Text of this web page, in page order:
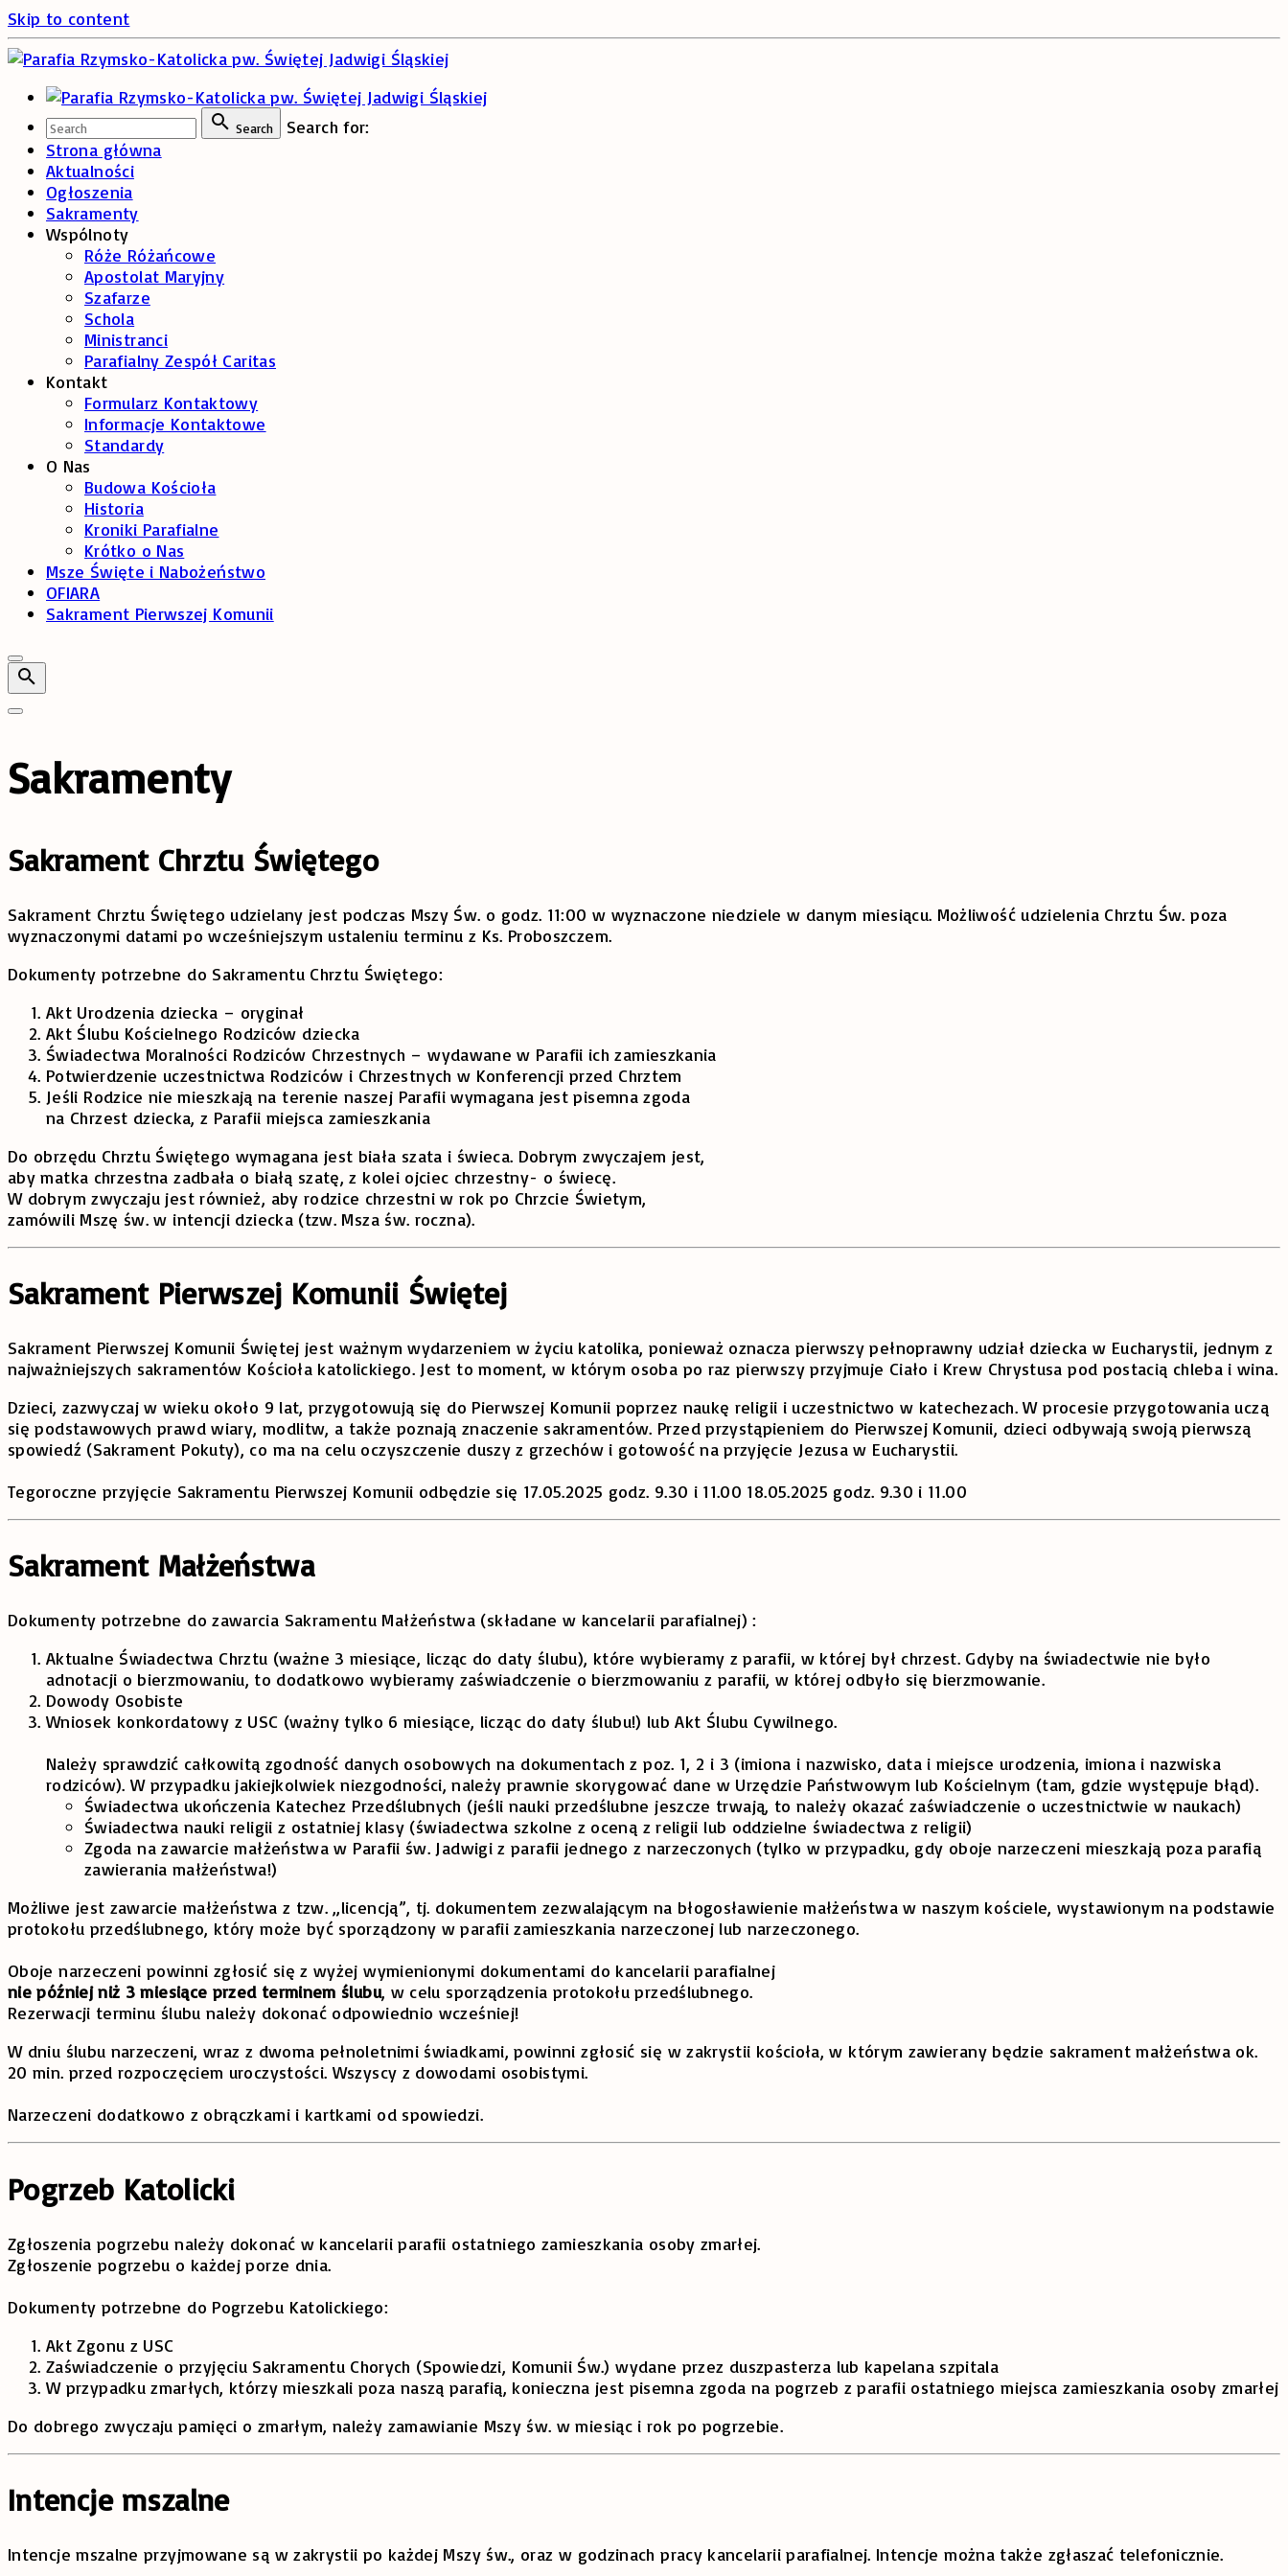
Skip to content
Search
Search for:
Strona główna
Aktualności
Ogłoszenia
Sakramenty
Wspólnoty
Róże Różańcowe
Apostolat Maryjny
Szafarze
Schola
Ministranci
Parafialny Zespół Caritas
Kontakt
Formularz Kontaktowy
Informacje Kontaktowe
Standardy
O Nas
Budowa Kościoła
Historia
Kroniki Parafialne
Krótko o Nas
Msze Święte i Nabożeństwo
OFIARA
Sakrament Pierwszej Komunii
Sakramenty
Sakrament Chrztu Świętego
Sakrament Chrztu Świętego udzielany jest podczas Mszy Św. o godz. 11:00 w wyznaczone niedziele w danym miesiącu. Możliwość udzielenia Chrztu Św. poza
wyznaczonymi datami po wcześniejszym ustaleniu terminu z Ks. Proboszczem.
Dokumenty potrzebne do Sakramentu Chrztu Świętego:
Akt Urodzenia dziecka – oryginał
Akt Ślubu Kościelnego Rodziców dziecka
Świadectwa Moralności Rodziców Chrzestnych – wydawane w Parafii ich zamieszkania
Potwierdzenie uczestnictwa Rodziców i Chrzestnych w Konferencji przed Chrztem
Jeśli Rodzice nie mieszkają na terenie naszej Parafii wymagana jest pisemna zgoda
na Chrzest dziecka, z Parafii miejsca zamieszkania
Do obrzędu Chrztu Świętego wymagana jest biała szata i świeca. Dobrym zwyczajem jest,
aby matka chrzestna zadbała o białą szatę, z kolei ojciec chrzestny- o świecę.
W dobrym zwyczaju jest również, aby rodzice chrzestni w rok po Chrzcie Świetym,
zamówili Mszę św. w intencji dziecka (tzw. Msza św. roczna).
Sakrament Pierwszej Komunii Świętej
Sakrament Pierwszej Komunii Świętej jest ważnym wydarzeniem w życiu katolika, ponieważ oznacza pierwszy pełnoprawny udział dziecka w Eucharystii, jednym z
najważniejszych sakramentów Kościoła katolickiego. Jest to moment, w którym osoba po raz pierwszy przyjmuje Ciało i Krew Chrystusa pod postacią chleba i wina.
Dzieci, zazwyczaj w wieku około 9 lat, przygotowują się do Pierwszej Komunii poprzez naukę religii i uczestnictwo w katechezach. W procesie przygotowania uczą
się podstawowych prawd wiary, modlitw, a także poznają znaczenie sakramentów. Przed przystąpieniem do Pierwszej Komunii, dzieci odbywają swoją pierwszą
spowiedź (Sakrament Pokuty), co ma na celu oczyszczenie duszy z grzechów i gotowość na przyjęcie Jezusa w Eucharystii.
Tegoroczne przyjęcie Sakramentu Pierwszej Komunii odbędzie się 17.05.2025 godz. 9.30 i 11.00 18.05.2025 godz. 9.30 i 11.00
Sakrament Małżeństwa
Dokumenty potrzebne do zawarcia Sakramentu Małżeństwa (składane w kancelarii parafialnej) :
Aktualne Świadectwa Chrztu (ważne 3 miesiące, licząc do daty ślubu), które wybieramy z parafii, w której był chrzest. Gdyby na świadectwie nie było
adnotacji o bierzmowaniu, to dodatkowo wybieramy zaświadczenie o bierzmowaniu z parafii, w której odbyło się bierzmowanie.
Dowody Osobiste
Wniosek konkordatowy z USC (ważny tylko 6 miesiące, licząc do daty ślubu!) lub Akt Ślubu Cywilnego.
Należy sprawdzić całkowitą zgodność danych osobowych na dokumentach z poz. 1, 2 i 3 (imiona i nazwisko, data i miejsce urodzenia, imiona i nazwiska
rodziców). W przypadku jakiejkolwiek niezgodności, należy prawnie skorygować dane w Urzędzie Państwowym lub Kościelnym (tam, gdzie występuje błąd).
Świadectwa ukończenia Katechez Przedślubnych (jeśli nauki przedślubne jeszcze trwają, to należy okazać zaświadczenie o uczestnictwie w naukach)
Świadectwa nauki religii z ostatniej klasy (świadectwa szkolne z oceną z religii lub oddzielne świadectwa z religii)
Zgoda na zawarcie małżeństwa w Parafii św. Jadwigi z parafii jednego z narzeczonych (tylko w przypadku, gdy oboje narzeczeni mieszkają poza parafią
zawierania małżeństwa!)
Możliwe jest zawarcie małżeństwa z tzw. „licencją”, tj. dokumentem zezwalającym na błogosławienie małżeństwa w naszym kościele, wystawionym na podstawie
protokołu przedślubnego, który może być sporządzony w parafii zamieszkania narzeczonej lub narzeczonego.
Oboje narzeczeni powinni zgłosić się z wyżej wymienionymi dokumentami do kancelarii parafialnej
nie później niż 3 miesiące przed terminem ślubu, w celu sporządzenia protokołu przedślubnego.
Rezerwacji terminu ślubu należy dokonać odpowiednio wcześniej!
W dniu ślubu narzeczeni, wraz z dwoma pełnoletnimi świadkami, powinni zgłosić się w zakrystii kościoła, w którym zawierany będzie sakrament małżeństwa ok.
20 min. przed rozpoczęciem uroczystości. Wszyscy z dowodami osobistymi.
Narzeczeni dodatkowo z obrączkami i kartkami od spowiedzi.
Pogrzeb Katolicki
Zgłoszenia pogrzebu należy dokonać w kancelarii parafii ostatniego zamieszkania osoby zmarłej.
Zgłoszenie pogrzebu o każdej porze dnia.
Dokumenty potrzebne do Pogrzebu Katolickiego:
Akt Zgonu z USC
Zaświadczenie o przyjęciu Sakramentu Chorych (Spowiedzi, Komunii Św.) wydane przez duszpasterza lub kapelana szpitala
W przypadku zmarłych, którzy mieszkali poza naszą parafią, konieczna jest pisemna zgoda na pogrzeb z parafii ostatniego miejsca zamieszkania osoby zmarłej
Do dobrego zwyczaju pamięci o zmarłym, należy zamawianie Mszy św. w miesiąc i rok po pogrzebie.
Intencje mszalne
Intencje mszalne przyjmowane są w zakrystii po każdej Mszy św., oraz w godzinach pracy kancelarii parafialnej. Intencje można także zgłaszać telefonicznie.